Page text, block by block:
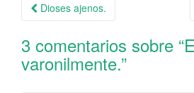
Navegación de la
Dioses ajenos.
3 comentarios sobre “
varonilmente.”